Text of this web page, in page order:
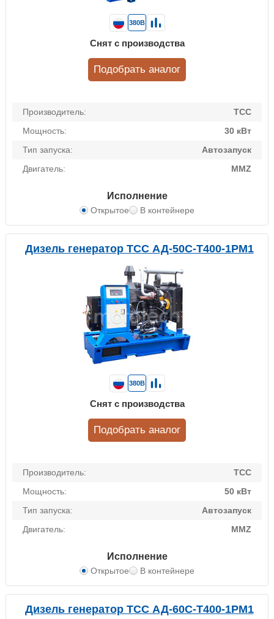
Производитель:
ТСС
Мощность:
30 кВт
Тип запуска:
Автозапуск
Двигатель:
MMZ
Исполнение
Открытое В контейнере
380В
Снят с производства
Подобрать аналог
Дизель генератор ТСС АД-50С-Т400-1РМ1
Производитель:
ТСС
Мощность:
50 кВт
Тип запуска:
Автозапуск
Двигатель:
MMZ
Исполнение
Открытое В контейнере
380В
Снят с производства
Подобрать аналог
Дизель генератор ТСС АД-60С-Т400-1РМ1